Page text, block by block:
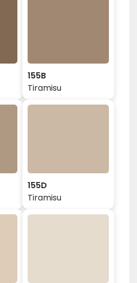
155B
Tiramisu
155D
Tiramisu